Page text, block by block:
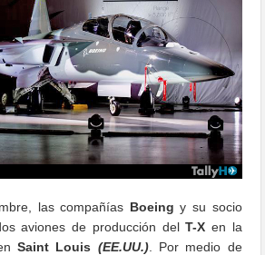
las compañías Boeing y su socio
aviones de producción delT-X en la
Saint Louis (EE.UU.). Por medio de